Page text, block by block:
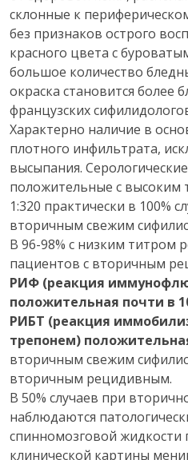
склонные к
без признаков острого
красного цвета с
большое количество
окраска становится
французских
Характерно наличие в
плотного инфильтрата,
высыпания.
положительные с высоким
1:320 практически в 100%
вторичным свежим
В 96-98% с низким титром
пациентов с вторичным
РИФ (реакция
положительная почти в
РИБТ (реакция
трепонем)
вторичным свежим
вторичным рецидивным.
В 50% случаев при
наблюдаются
спинномозговой жидкости
клинической картины